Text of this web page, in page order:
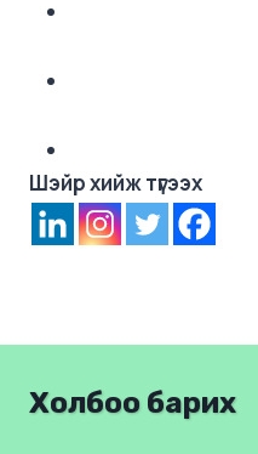
Шэйр хийж түгээх
Холбоо барих